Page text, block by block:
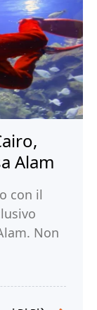
Alam
con il
Non